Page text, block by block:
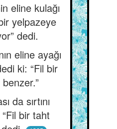
eline kulağı
yelpazeye
dedi.
eline ayağı
ki: “Fil bir
da sırtını
bir taht